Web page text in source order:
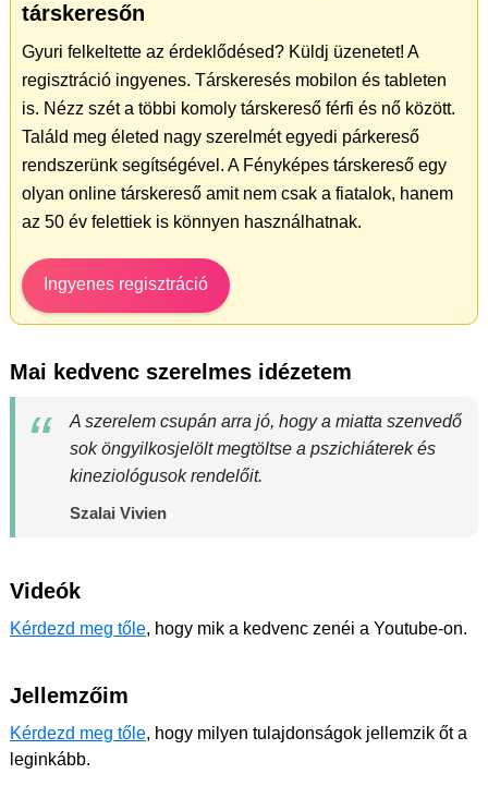
társkeresőn
Gyuri felkeltette az érdeklődésed? Küldj üzenetet! A
regisztráció ingyenes. Társkeresés mobilon és tableten
is. Nézz szét a többi komoly társkereső férfi és nő között.
Találd meg életed nagy szerelmét egyedi párkereső
rendszerünk segítségével. A Fényképes társkereső egy
olyan online társkereső amit nem csak a fiatalok, hanem
az 50 év felettiek is könnyen használhatnak.
Ingyenes regisztráció
Mai kedvenc szerelmes idézetem
A szerelem csupán arra jó, hogy a miatta szenvedő
sok öngyilkosjelölt megtöltse a pszichiáterek és
kineziológusok rendelőit.
Szalai Vivien
Videók
Kérdezd meg tőle, hogy mik a kedvenc zenéi a Youtube-on.
Jellemzőim
Kérdezd meg tőle, hogy milyen tulajdonságok jellemzik őt a
leginkább.